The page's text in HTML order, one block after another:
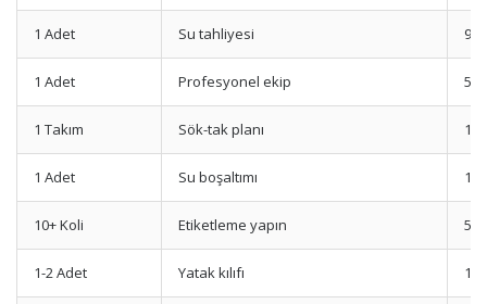
1 Adet Su tahliyesi
1 Adet Profesyonel ekip
1 Takım Sök-tak planı
1 Adet Su boşaltımı
10+ Koli Etiketleme yapın
1-2 Adet Yatak kılıfı